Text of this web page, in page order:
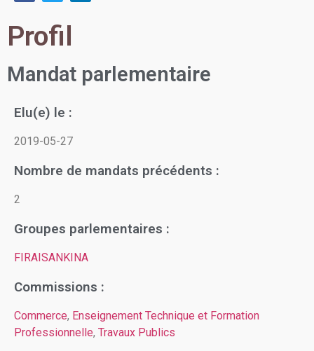
Profil
Mandat parlementaire
Elu(e) le :
2019-05-27
Nombre de mandats précédents :
2
Groupes parlementaires :
FIRAISANKINA
Commissions :
Commerce, Enseignement Technique et Formation
Professionnelle, Travaux Publics